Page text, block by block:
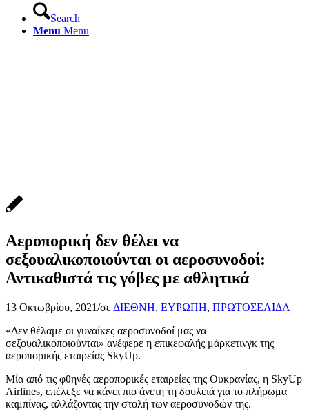
Search
Menu Menu
Αεροπορική δεν θέλει να
σεξουαλικοποιούνται οι αεροσυνοδοί:
Αντικαθιστά τις γόβες με αθλητικά
13 Οκτωβρίου, 2021/σε ΔΙΕΘΝΗ, ΕΥΡΩΠΗ, ΠΡΩΤΟΣΕΛΙΔΑ
«Δεν θέλαμε οι γυναίκες αεροσυνοδοί μας να
σεξουαλικοποιούνται» ανέφερε η επικεφαλής μάρκετινγκ της
αεροπορικής εταιρείας SkyUp.
Μία από τις φθηνές αεροπορικές εταιρείες της Ουκρανίας, η SkyUp
Airlines, επέλεξε να κάνει πιο άνετη τη δουλειά για το πλήρωμα
καμπίνας, αλλάζοντας την στολή των αεροσυνοδών της.